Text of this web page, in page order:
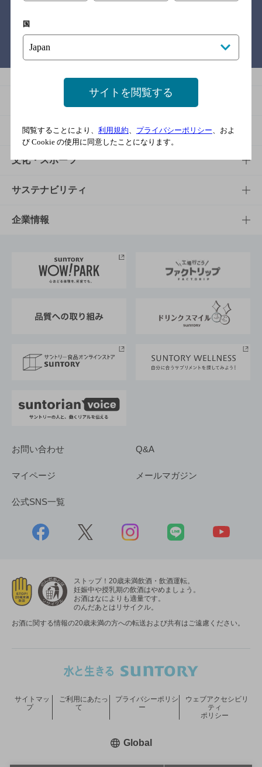
商品TOP
商品一覧
商品発売情報
栄養成分一覧
知る・楽しむ
知る・楽しむTOP
キャンペーン
工場見学
地域情報
文化・スポーツ
文化・スポーツTOP
サントリーホール
サントリーサンバーズ大阪
サステナビリティ
サステナビリティTOP
サントリーが考えるサステナビリティ経営
企業情報
企業概要
採用情報
お問い合わせ Q&A
マイページ メールマガジン
公式SNS一覧
ストップ！20歳未満飲酒・飲酒運転。
妊娠中や授乳期の飲酒はやめましょう。
お酒はなによりも適量です。
のんだあとはリサイクル。
お酒に関する情報の20歳未満の方への転送および共有はご遠慮ください。
サイトマッ
プ
ご利用にあたっ
て
プライバシーポリシ
ー
ウェブアクセシビリ
ティ
ポリシー
Global新しいウィンドウで開く
国
サイトを閲覧する
閲覧することにより、 利用規約 プライバシーポリシー 、およ
び Cookie の使用に同意したことになります。